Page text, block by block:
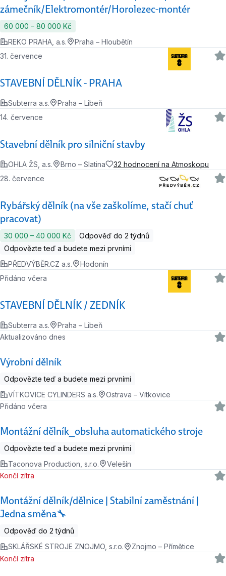
zámečník/Elektromontér/Horolezec-montér
60 000 ‍–‍ 80 000 Kč
REKO PRAHA, a.s.
Praha – Hloubětín
STAVEBNÍ DĚLNÍK - PRAHA
31. července
Subterra a.s. Praha – Libeň
Stavební dělník pro silniční stavby
14. července
OHLA ŽS, a.s. Brno – Slatina 32 hodnocení na Atmoskopu
Rybářský dělník (na vše zaškolíme, stačí chuť
pracovat)
28. července
30 000 ‍–‍ 40 000 Kč
Odpověď do 2 týdnů
Odpovězte teď a budete mezi prvními
PŘEDVÝBĚR.CZ a.s.
Hodonín
STAVEBNÍ DĚLNÍK / ZEDNÍK
Přidáno včera
Subterra a.s. Praha – Libeň
Výrobní dělník
Aktualizováno dnes
Odpovězte teď a budete mezi prvními
VÍTKOVICE CYLINDERS a.s.
Ostrava – Vítkovice
Montážní dělník_obsluha automatického stroje
Přidáno včera
Odpovězte teď a budete mezi prvními
Taconova Production, s.r.o.
Velešín
Montážní dělník/dělnice | Stabilní zaměstnání |
Jedna směna🔧
Končí zítra
Odpověď do 2 týdnů
SKLÁŘSKÉ STROJE ZNOJMO, s.r.o.
Znojmo – Přímětice
Končí zítra